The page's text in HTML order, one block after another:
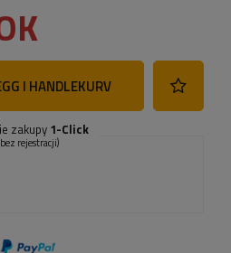
I HANDLEKURV
zakupy 1-Click
rejestracji)